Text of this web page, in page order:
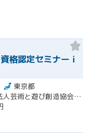
格認定セミナーｉ
東京都
特定非営利活動法人芸術と遊び創造協会 高齢者アクティビティ開発センター